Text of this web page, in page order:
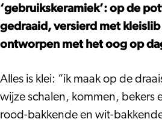
‘gebruikskeramiek’: op de
gedraaid, versierd met
ontworpen met het oog op
Alles is klei: “ik maak op de
wijze schalen, kommen, bekers
rood-bakkende en wit-